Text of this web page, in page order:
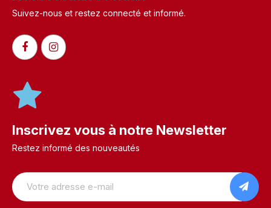
Suivez-nous et restez connecté et informé.​
Inscrivez vous à notre Newsletter
Restez informé des nouveautés